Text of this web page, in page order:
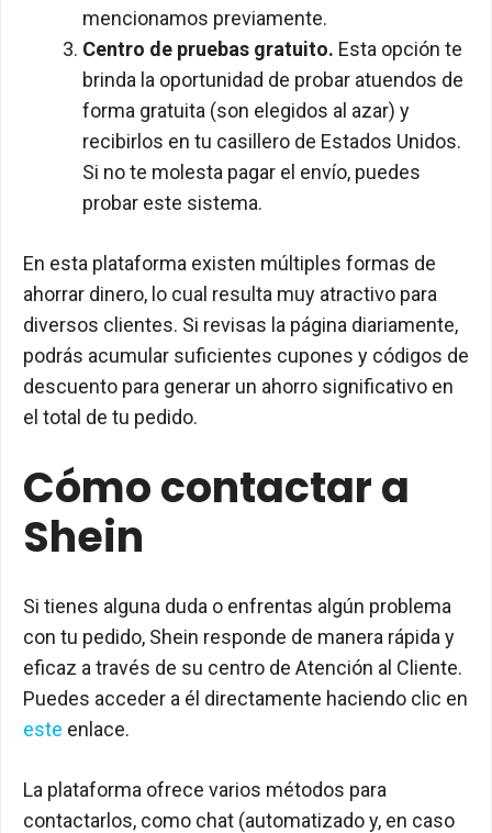
mencionamos previamente.
Centro de pruebas gratuito. Esta opción te
brinda la oportunidad de probar atuendos de
forma gratuita (son elegidos al azar) y
recibirlos en tu casillero de Estados Unidos.
Si no te molesta pagar el envío, puedes
probar este sistema.
En esta plataforma existen múltiples formas de
ahorrar dinero, lo cual resulta muy atractivo para
diversos clientes. Si revisas la página diariamente,
podrás acumular suficientes cupones y códigos de
descuento para generar un ahorro significativo en
el total de tu pedido.
Cómo contactar a
Shein
Si tienes alguna duda o enfrentas algún problema
con tu pedido, Shein responde de manera rápida y
eficaz a través de su centro de Atención al Cliente.
Puedes acceder a él directamente haciendo clic en
este enlace.
La plataforma ofrece varios métodos para
contactarlos, como chat (automatizado y, en caso